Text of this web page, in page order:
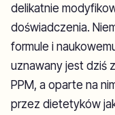
delikatnie
doświadczenia.
formule i
uznawany jest dziś
PPM, a oparte na
przez dietetyków